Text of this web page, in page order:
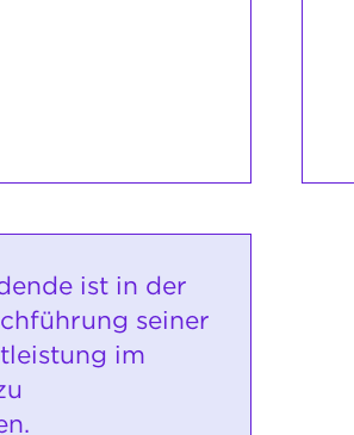
ist in der
seiner
im